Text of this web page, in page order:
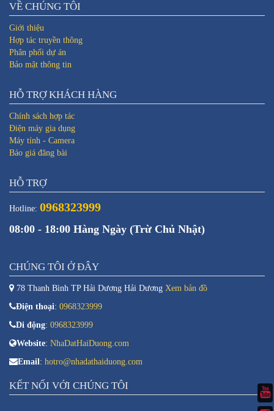
VỀ CHÚNG TÔI
Giới thiệu
Hợp tác truyền thông
Phân phối dự án
Bảo mật thông tin
HỖ TRỢ KHÁCH HÀNG
Chính sách hợp tác
Điện máy gia dụng
Máy tính - Camera
Báo giá đăng bài
HỖ TRỢ
Hotline: 0968323999
08:00 - 18:00 Hàng Ngày (Trừ Chủ Nhật)
CHÚNG TÔI Ở ĐÂY
78 Thanh Bình TP Hải Dương Hải Dương Xem bản đồ
Điện thoại: 0968323999
Di động: 0968323999
Website: NhaDatHaiDuong.com
Email: hotro@nhadathaiduong.com
KẾT NỐI VỚI CHÚNG TÔI